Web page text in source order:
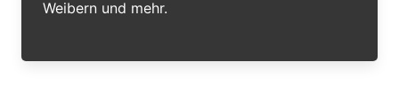
Weibern und mehr.